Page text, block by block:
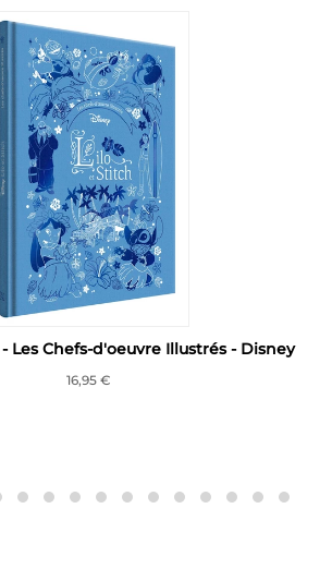
- Les Chefs-d'oeuvre Illustrés - Disney
16,95 €